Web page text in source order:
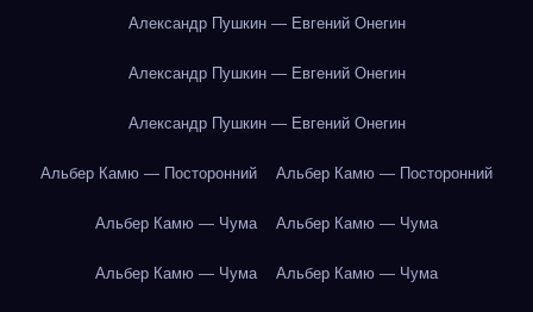
Александр Пушкин — Евгений Онегин
Александр Пушкин — Евгений Онегин
Александр Пушкин — Евгений Онегин
Альбер Камю — Посторонний Альбер Камю — Посторонний
Альбер Камю — Чума Альбер Камю — Чума
Альбер Камю — Чума Альбер Камю — Чума